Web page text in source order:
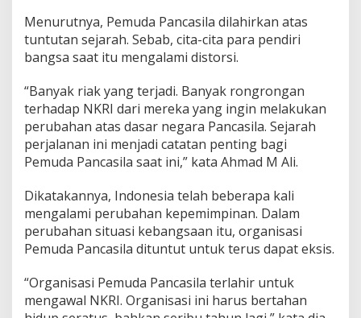
a
n
s
i
r
a
i
R
k
y
t
Menurutnya, Pemuda Pancasila dilahirkan atas
tuntutan sejarah. Sebab, cita-cita para pendiri
bangsa saat itu mengalami distorsi.
“Banyak riak yang terjadi. Banyak rongrongan
terhadap NKRI dari mereka yang ingin melakukan
perubahan atas dasar negara Pancasila. Sejarah
perjalanan ini menjadi catatan penting bagi
Pemuda Pancasila saat ini,” kata Ahmad M Ali.
Dikatakannya, Indonesia telah beberapa kali
mengalami perubahan kepemimpinan. Dalam
perubahan situasi kebangsaan itu, organisasi
Pemuda Pancasila dituntut untuk terus dapat eksis.
“Organisasi Pemuda Pancasila terlahir untuk
mengawal NKRI. Organisasi ini harus bertahan